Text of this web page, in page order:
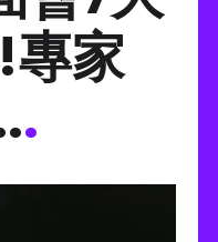
家
.